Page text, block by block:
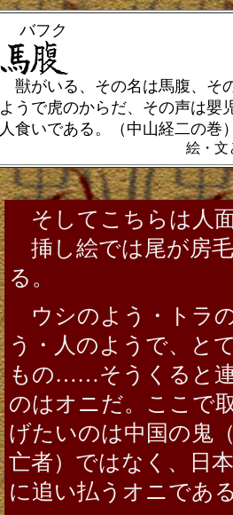
バフク
獣がいる、その名は馬腹、そ
ようで虎のからだ、その声は嬰
人食いである。（中山経二の巻
絵・文
そしてこちらは人
挿し絵では尾が房
る。
ウシのよう・トラ
う・人のようで、と
もの……そうくると
のはオニだ。ここで
げたいのは中国の鬼
亡者）ではなく、日
に追い払うオニであ